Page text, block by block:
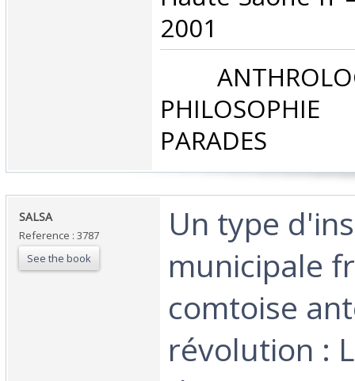
2001‎
PARADES‎
‎SALSA‎
Reference : 3787
See the book
‎Un type
municipale
comtoise
révolution :